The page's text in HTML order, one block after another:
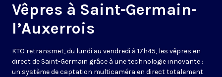
Vêpres à Saint-Germain-
l’Auxerrois
KTO retransmet, du lundi au vendredi à 17h45, les vêpres en
direct de Saint-Germain grâce à une technologie innovante :
un système de captation multicaméra en direct totalement